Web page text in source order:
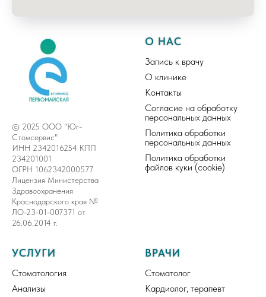
© 2025 ООО "Юг-
Стомсервис"
ИНН 2342016254 КПП
234201001
ОГРН 1062342000577
Лицензия Министерства
Здравоохранения
Краснодарского края №
ЛО-23-01-007371 от
26.06.2014 г.
О НАС
Запись к врачу
О клинике
Контакты
Согласие на обработку
персональных данных
Политика обработки
персональных данных
Политика обработки
файлов куки (cookie)
УСЛУГИ
Стоматология
Анализы
ВРАЧИ
Стоматолог
Кардиолог, терапевт